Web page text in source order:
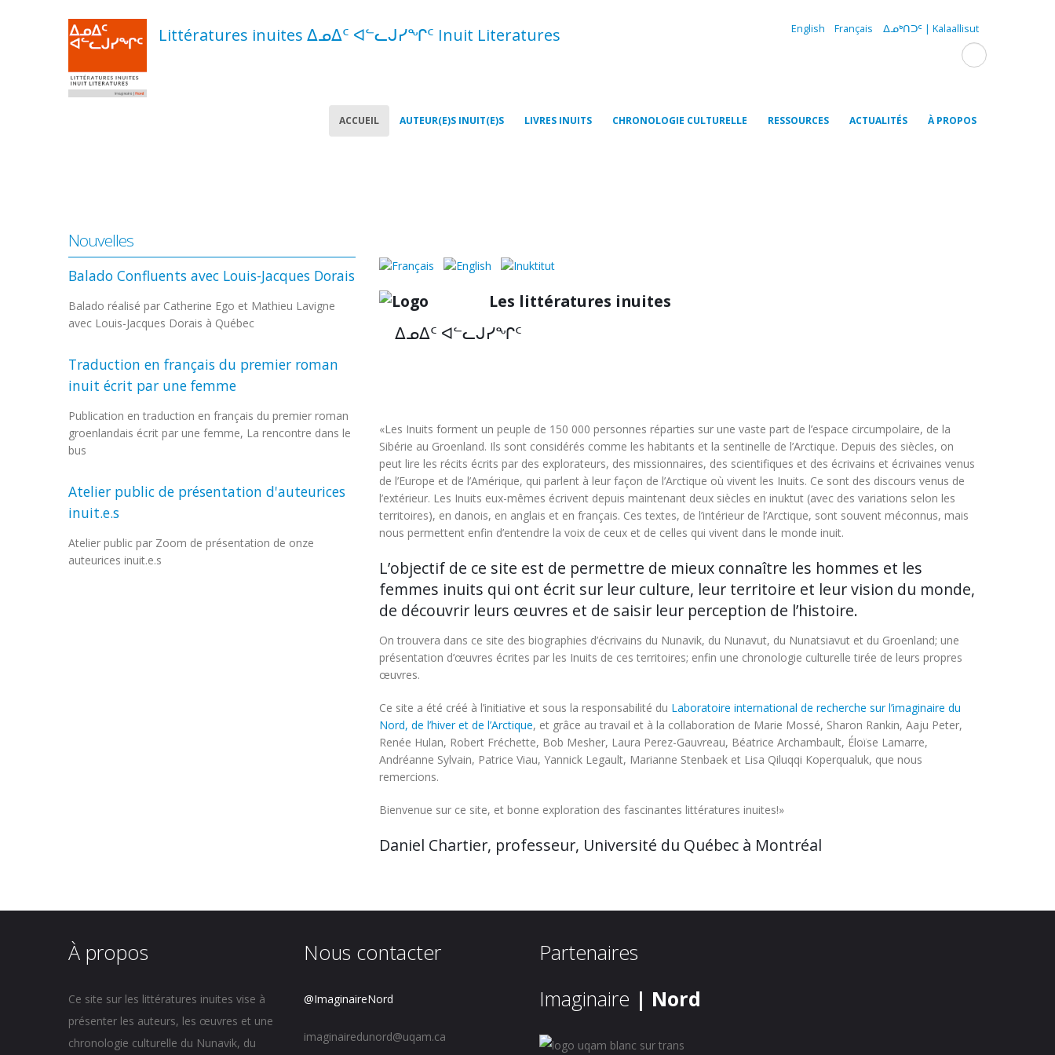
Littératures inuites ᐃᓄᐃᑦ ᐊᓪᓚᒍᓯᖏᑦ Inuit Literatures English Français ᐃᓄᒃᑎᑐᑦ | Kalaallisut
ACCUEIL AUTEUR(E)S INUIT(E)S LIVRES INUITS CHRONOLOGIE CULTURELLE RESSOURCES ACTUALITÉS À PROPOS
Nouvelles
Balado Confluents avec Louis-Jacques Dorais
Balado réalisé par Catherine Ego et Mathieu Lavigne
avec Louis-Jacques Dorais à Québec
Traduction en français du premier roman
inuit écrit par une femme
Publication en traduction en français du premier roman
groenlandais écrit par une femme, La rencontre dans le
bus
Atelier public de présentation d'auteurices
inuit.e.s
Atelier public par Zoom de présentation de onze
auteurices inuit.e.s
Les littératures inuites
ᐃᓄᐃᑦ ᐊᓪᓚᒍᓯᖏᑦ
«Les Inuits forment un peuple de 150 000 personnes réparties sur une vaste part de l’espace circumpolaire, de la
Sibérie au Groenland. Ils sont considérés comme les habitants et la sentinelle de l’Arctique. Depuis des siècles, on
peut lire les récits écrits par des explorateurs, des missionnaires, des scientifiques et des écrivains et écrivaines venus
de l’Europe et de l’Amérique, qui parlent à leur façon de l’Arctique où vivent les Inuits. Ce sont des discours venus de
l’extérieur. Les Inuits eux-mêmes écrivent depuis maintenant deux siècles en inuktut (avec des variations selon les
territoires), en danois, en anglais et en français. Ces textes, de l’intérieur de l’Arctique, sont souvent méconnus, mais
nous permettent enfin d’entendre la voix de ceux et de celles qui vivent dans le monde inuit.
L’objectif de ce site est de permettre de mieux connaître les hommes et les
femmes inuits qui ont écrit sur leur culture, leur territoire et leur vision du monde,
de découvrir leurs œuvres et de saisir leur perception de l’histoire.
On trouvera dans ce site des biographies d’écrivains du Nunavik, du Nunavut, du Nunatsiavut et du Groenland; une
présentation d’œuvres écrites par les Inuits de ces territoires; enfin une chronologie culturelle tirée de leurs propres
œuvres.
Ce site a été créé à l’initiative et sous la responsabilité du Laboratoire international de recherche sur l’imaginaire du
Nord, de l’hiver et de l’Arctique, et grâce au travail et à la collaboration de Marie Mossé, Sharon Rankin, Aaju Peter,
Renée Hulan, Robert Fréchette, Bob Mesher, Laura Perez-Gauvreau, Béatrice Archambault, Éloïse Lamarre,
Andréanne Sylvain, Patrice Viau, Yannick Legault, Marianne Stenbaek et Lisa Qiluqqi Koperqualuk, que nous
remercions.
Bienvenue sur ce site, et bonne exploration des fascinantes littératures inuites!»
Daniel Chartier, professeur, Université du Québec à Montréal
À propos
Ce site sur les littératures inuites vise à
présenter les auteurs, les œuvres et une
chronologie culturelle du Nunavik, du
Nous contacter
@ImaginaireNord
imaginairedunord@uqam.ca
Partenaires
Imaginaire | Nord